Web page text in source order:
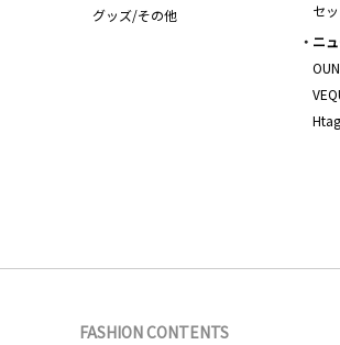
グッズ/その他
セ
ニ
FASHION CONTENTS